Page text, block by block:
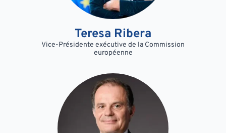
Teresa Ribera
Vice-Présidente exécutive de la Commission
européenne